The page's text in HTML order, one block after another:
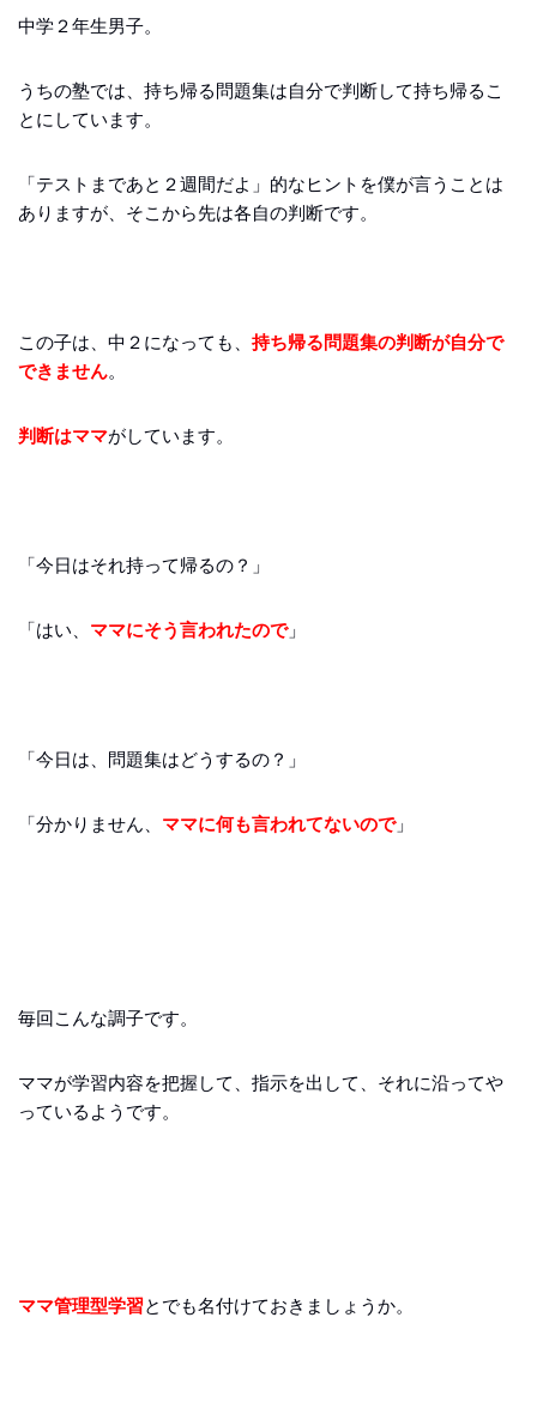
中学２年生男子。
うちの塾では、持ち帰る問題集は自分で判断して持ち帰るこ
とにしています。
「テストまであと２週間だよ」的なヒントを僕が言うことは
ありますが、そこから先は各自の判断です。
この子は、中２になっても、 持ち帰る問題集の判断が自分で
できません。
判断はママがしています。
「今日はそれ持って帰るの？」
「はい、 ママにそう言われたので」
「今日は、問題集はどうするの？」
「分かりません、 ママに何も言われてないので」
毎回こんな調子です。
ママが学習内容を把握して、指示を出して、それに沿ってや
っているようです。
ママ管理型学習とでも名付けておきましょうか。